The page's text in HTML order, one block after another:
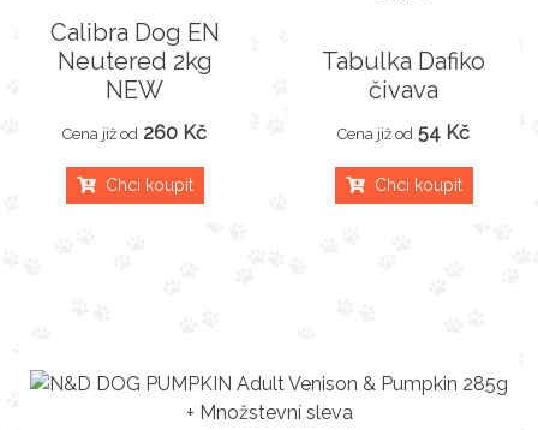
Calibra Dog EN
Neutered 2kg
NEW
Cena již od 260 Kč
Chci koupit
Tabulka Dafiko
čivava
Cena již od 54 Kč
Chci koupit